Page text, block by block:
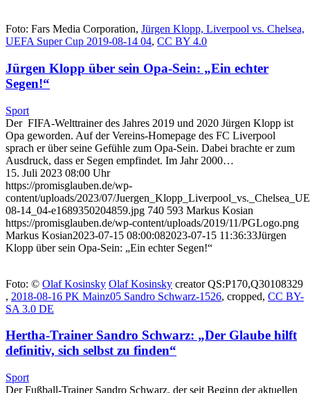
Foto: Fars Media Corporation, Jürgen Klopp, Liverpool vs. Chelsea,
UEFA Super Cup 2019-08-14 04, CC BY 4.0
Jürgen Klopp über sein Opa-Sein: „Ein echter
Segen!“
Sport
Der FIFA-Welttrainer des Jahres 2019 und 2020 Jürgen Klopp ist
Opa geworden. Auf der Vereins-Homepage des FC Liverpool
sprach er über seine Gefühle zum Opa-Sein. Dabei brachte er zum
Ausdruck, dass er Segen empfindet. Im Jahr 2000…
15. Juli 2023 08:00 Uhr
https://promisglauben.de/wp-
content/uploads/2023/07/
08-14_04-e1689350204859.jpg 740 593 Markus Kosian
https://promisglauben.de/wp-content/uploads/2019/11/PGLogo.png
Markus Kosian2023-07-15 08:00:082023-07-15 11:36:33Jürgen
Klopp über sein Opa-Sein: „Ein echter Segen!“
Foto: © Olaf Kosinsky Olaf Kosinsky creator QS:P170,Q30108329
, 2018-08-16 PK Mainz05 Sandro Schwarz-1526, cropped, CC BY-
SA 3.0 DE
Hertha-Trainer Sandro Schwarz: „Der Glaube hilft
definitiv, sich selbst zu finden“
Sport
Der Fußball-Trainer Sandro Schwarz, der seit Beginn der aktuellen